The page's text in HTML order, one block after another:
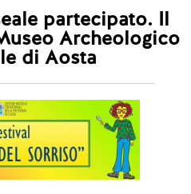
partecipato. Il
Archeologico
di Aosta